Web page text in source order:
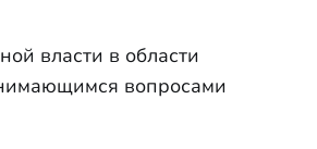
власти в области
вопросами